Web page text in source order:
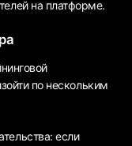
на платформе.
по нескольким
если